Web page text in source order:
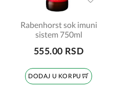
Rabenhorst sok imuni
sistem 750ml
555.00 RSD
DODAJ U KORPU